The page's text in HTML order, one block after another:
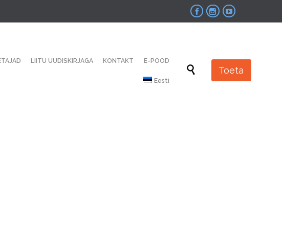
  
content
LIITU UUDISKIRJAGA KONTAKT E-POOD
Eesti
 Toeta